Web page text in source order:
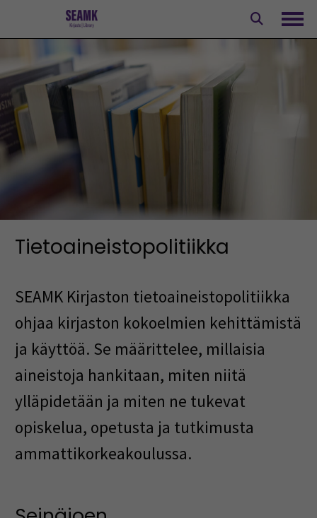
Tietoaineistopolitiikka
SEAMK Kirjaston tietoaineistopolitiikka
ohjaa kirjaston kokoelmien kehittämistä
ja käyttöä. Se määrittelee, millaisia
aineistoja hankitaan, miten niitä
ylläpidetään ja miten ne tukevat
opiskelua, opetusta ja tutkimusta
ammattikorkeakoulussa.